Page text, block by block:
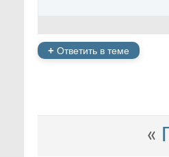
+ Ответить в теме
«